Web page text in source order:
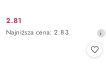
Cena
promocyjna:
2.81
Najniższa
Najniższa cena: 2.83